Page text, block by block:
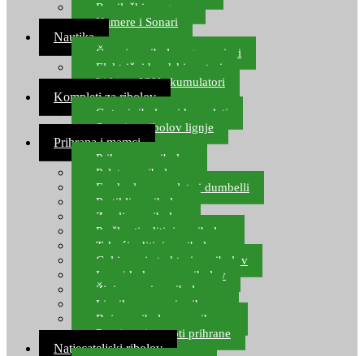
Ronilački program
Kamere i Sonari
Nautika
Čamci za ribolov, gumenjaci
Električni brodski motori
Lithium ION akumulatori
Kompleti za ribolov
Gotovi ribolovni kompleti
Setovi za ribolov lignje
Prihrana i mamci
Prihrana za ribolov
Pelete za ribolov
Feeder lovne pelete i dumbelli
Partikli za ribolov
Zemlja za ribolov
Praškasti aditivi za ribolov
Tekući aditivi za ribolov
Gel i sprej atraktori za ribolov
Lovni kukuruz za ribolov
Živi mamci za ribolov
Ljepilo za crve i prihranu
Boje za ribolovnu prihranu
Provjereni recepti prihrane
Natjecateljski ribolov